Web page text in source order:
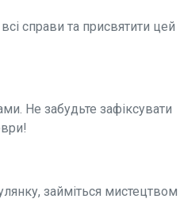
справи та присвятити цей
Не забудьте зафіксувати
займіться мистецтвом